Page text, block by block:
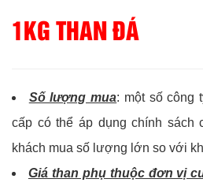
1KG THAN ĐÁ
Số lượng mua: một số công
cấp có thể áp dụng chính sách
khách mua số lượng lớn so với
Giá than phụ thuộc đơn vị